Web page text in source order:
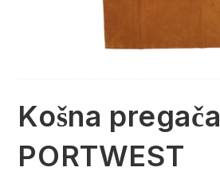
Košna pregača
PORTWEST